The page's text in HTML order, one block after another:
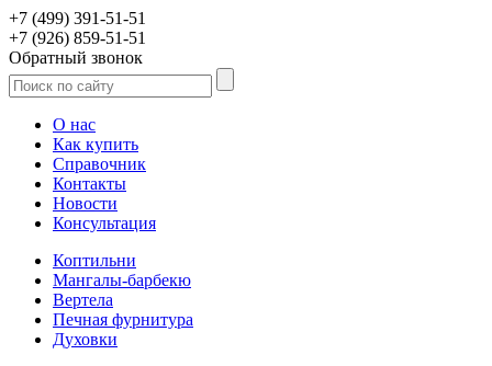
+7 (499) 391-51-51
+7 (926) 859-51-51
Обратный звонок
О нас
Как купить
Справочник
Контакты
Новости
Консультация
Коптильни
Мангалы-барбекю
Вертела
Печная фурнитура
Духовки